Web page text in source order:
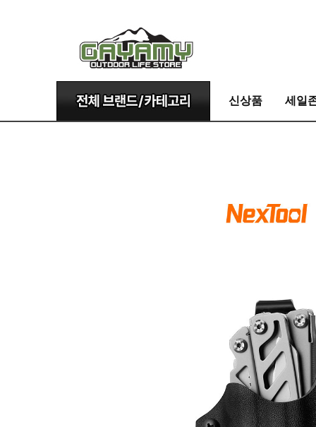
신상품 세일